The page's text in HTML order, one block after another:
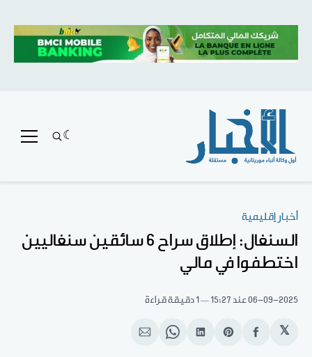
أخبار إقليمية
السنغال: إطلاق سراح 6 سائقين سنغاليين
اختطفوا في مالي
06-09-2025عند 15:27 1 دقيقة قراءة
𝕏
انشر
Shareانشر
Shareانشر